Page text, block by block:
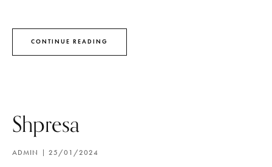
CONTINUE READING
Shpresa
ADMIN 25/01/2024